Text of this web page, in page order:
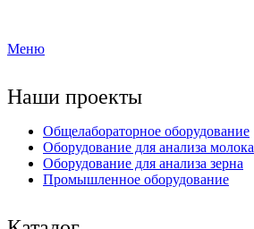
Меню
Наши проекты
Общелабораторное оборудование
Оборудование для анализа молока
Оборудование для анализа зерна
Промышленное оборудование